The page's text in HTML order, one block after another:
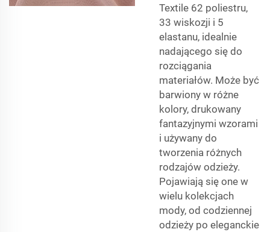
Textile 62 poliestru,
33 wiskozji i 5
elastanu, idealnie
nadającego się do
rozciągania
materiałów. Może być
barwiony w różne
kolory, drukowany
fantazyjnymi wzorami
i używany do
tworzenia różnych
rodzajów odzieży.
Pojawiają się one w
wielu kolekcjach
mody, od codziennej
odzieży po eleganckie